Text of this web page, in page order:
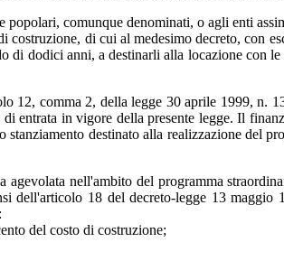
comunque denominati, o agli enti
di cui al medesimo decreto, con
di dodici anni, a destinarli alla locazione con
12, comma 2, della legge 30 aprile 1999, n.
entrata in vigore della presente legge. Il
destinato alla realizzazione del
nell'ambito del programma
dell'articolo 18 del decreto-legge 13 maggio
del costo di costruzione;